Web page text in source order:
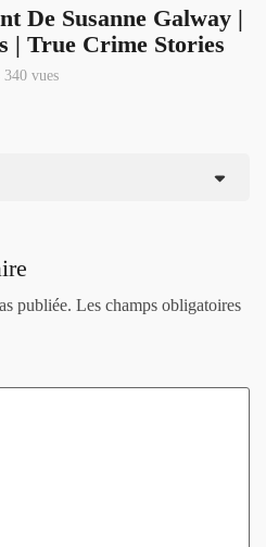
De Susanne Galway |
| True Crime Stories
vues
publiée. Les champs obligatoires